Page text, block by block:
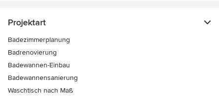
Projektart
Badezimmerplanung
Badrenovierung
Badewannen-Einbau
Badewannensanierung
Waschtisch nach Maß